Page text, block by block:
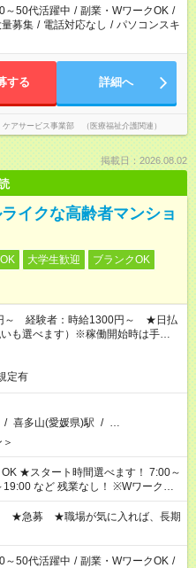
ります
～50代活躍中 / 副業・WワークOK /
募集 / 電話対応なし / パソコンスキ
する 詳細へ
アサービス事業部 （医療福祉介護関連）
掲載日：2026.08.02
イクな高齢者マンショ
大学生歓迎
ブランクOK
～ 経験者：時給1300円～ ★日払
も選べます）※稼働開始時は手続き
す。
定有
/ 喜多山(愛媛県)駅 / …
～
ど 残業なし！ ※Wワークの
40時間超の就業はご案内できませ
以上勤務は社会保険への加入対象
日雇い派遣の原則禁止）により、
内が難しい場合があります
★急募 ★職場が気に入れば、長期
～50代活躍中 / 副業・WワークOK /